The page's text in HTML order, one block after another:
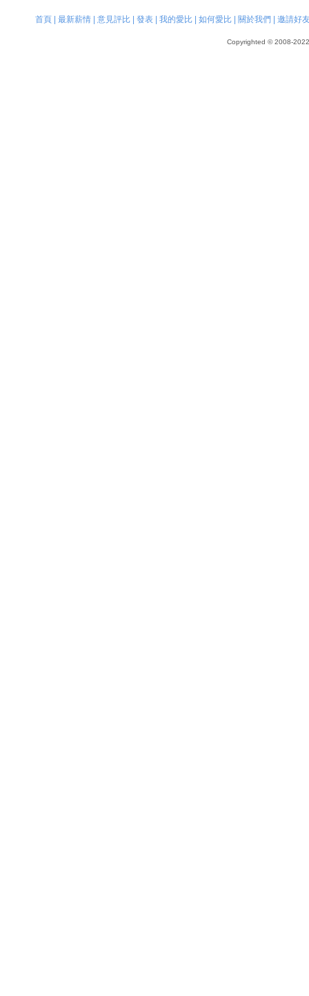
首頁| 最新薪情| 意見評比| 發表| 我的愛比| 如何愛比| 關於我們 邀請好
Copyrighted © 2008-